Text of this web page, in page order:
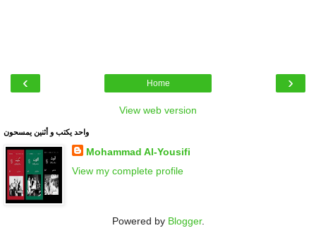
‹ ›
Home
View web version
واحد يكتب و أثنين يمسحون
Mohammad Al-Yousifi
View my complete profile
Powered by Blogger.